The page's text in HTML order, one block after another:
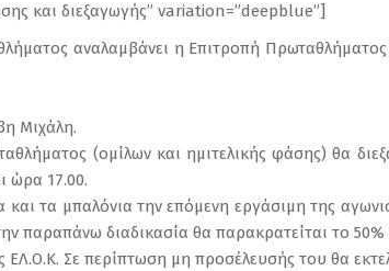
και διεξαγωγής” variation=”deepblue”]
αναλαμβάνει η Επιτροπή
Μιχάλη.
(ομίλων και ημιτελικής φάσης) θα
ώρα 17.00.
και τα μπαλόνια την επόμενη εργάσιμη της
παραπάνω διαδικασία θα παρακρατείται το
Σε περίπτωση μη προσέλευσής του θα